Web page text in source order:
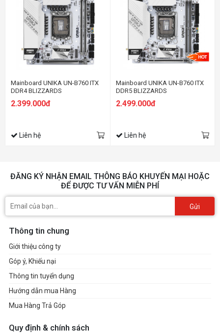
Mainboard UNIKA UN-B760 ITX
DDR4 BLIZZARDS
2.399.000đ
Liên hệ
Mainboard UNIKA UN-B760 ITX
DDR5 BLIZZARDS
2.499.000đ
Liên hệ
ĐĂNG KÝ NHẬN EMAIL THÔNG BÁO KHUYẾN MẠI HOẶC
ĐỂ ĐƯỢC TƯ VẤN MIỄN PHÍ
Gửi
Thông tin chung
Giới thiệu công ty
Góp ý, Khiếu nại
Thông tin tuyển dụng
Hướng dẫn mua Hàng
Mua Hàng Trả Góp
Quy định & chính sách